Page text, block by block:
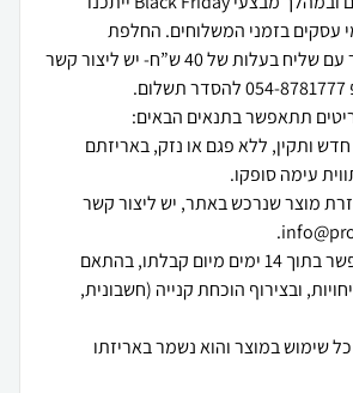
עסקים בזמני המשלוחים. החלפת
מידה/דגם הלוך חזור עם שליח בעלות של 40 ש”ח- יש ליצור קשר
חדש ותקין, ללא פגם או נזק, באריזתם
מוצר שנרכש באתר, יש ליצור קשר
החזרת המוצר תתאפשר בתוך 14 ימים מיום קבלתו, בהתאם
ובצירוף הוכחת קנייה (חשבונית,
שימוש במוצר והוא נשמר באריזתו